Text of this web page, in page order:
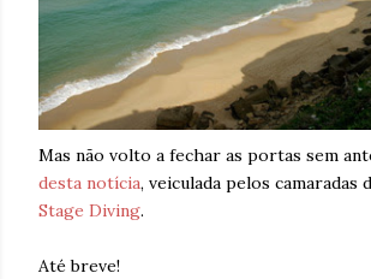
Mas não volto a fechar as portas sem
desta notícia, veiculada pelos camaradas
Stage Diving.
Até breve!